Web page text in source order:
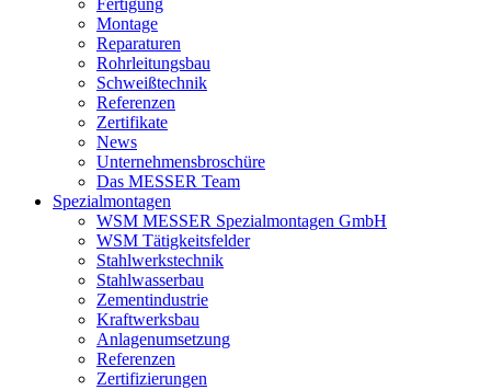
Fertigung
Montage
Reparaturen
Rohrleitungsbau
Schweißtechnik
Referenzen
Zertifikate
News
Unternehmensbroschüre
Das MESSER Team
Spezialmontagen
WSM MESSER Spezialmontagen GmbH
WSM Tätigkeitsfelder
Stahlwerkstechnik
Stahlwasserbau
Zementindustrie
Kraftwerksbau
Anlagenumsetzung
Referenzen
Zertifizierungen